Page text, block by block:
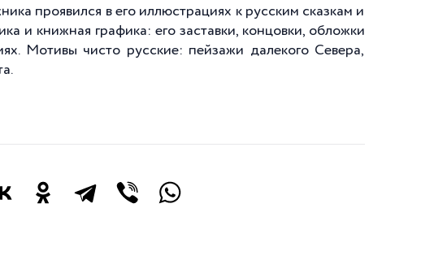
проявился в его иллюстрациях к русским сказкам и
и книжная графика: его заставки, концовки, обложки
Мотивы чисто русские: пейзажи далекого Севера,